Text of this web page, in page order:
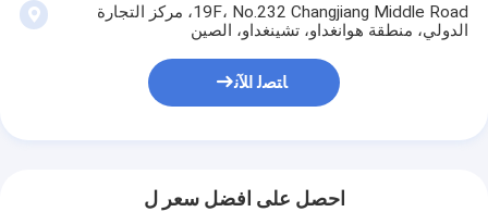
19F، No.232 Changjiang Middle Road، مركز التجارة
الدولي، منطقة هوانغداو، تشينغداو، الصين
ﺎﺘﺼﻟ ﺍﻶﻧ
احصل على افضل سعر ل